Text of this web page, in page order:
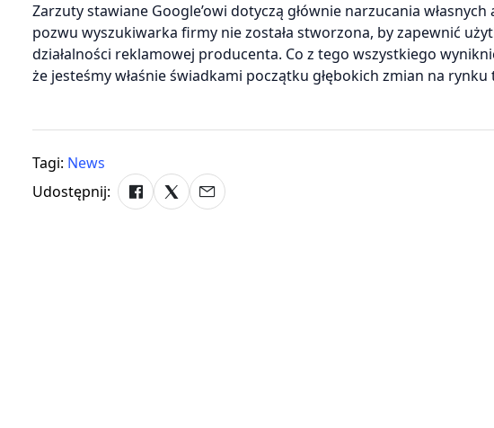
Zarzuty stawiane Google’owi dotyczą głównie narzucania
pozwu wyszukiwarka firmy nie została stworzona, by zapewnić
działalności reklamowej producenta. Co z tego wszystkiego
że jesteśmy właśnie świadkami początku głębokich zmian na
Tagi: News
Udostępnij: